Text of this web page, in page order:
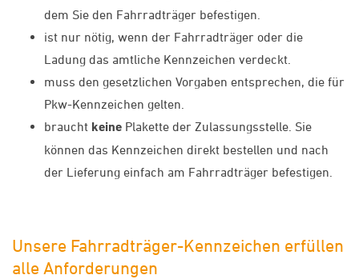
dem Sie den Fahrradträger befestigen.
ist nur nötig, wenn der Fahrradträger oder die
Ladung das amtliche Kennzeichen verdeckt.
muss den gesetzlichen Vorgaben entsprechen, die für
Pkw-Kennzeichen gelten.
braucht keine Plakette der Zulassungsstelle. Sie
können das Kennzeichen direkt bestellen und nach
der Lieferung einfach am Fahrradträger befestigen.
Unsere Fahrradträger-Kennzeichen erfüllen
alle Anforderungen